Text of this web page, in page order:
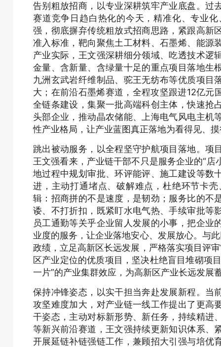
告别粗放招商，以专业深耕筑牢产业底盘。过
赛道竞争日趋白热化的今天，精准化、专业
强，彻底摒弃传统粗放式招商思路，紧跟高新
准入标准，靶向聚焦土工材料、石墨烯、能源
产业实际，王文强深耕细分领域、吃透技术逻
金量、含新量、含绿量十足的重点项目落地生
九洲玄武岩纤维制品、驼王无纺布等优质项目
大；在前沿石墨烯赛道，全程攻坚跟进12亿
全链条建设，集聚一批高端科创主体，快速抢
头部企业，推动晶农储能、上海电气风电主机
性产业格局，让产业蓝图真正落地为看得见、
跳出被动服务，以全程坚守护航项目落地。项
王文强看来，产业链干部不只是服务企业的“店
地过程中规划审批、环评能评、施工建设等数
进，主动打通堵点、破解难点，杜绝环节卡
辑：招商拼的不是速度，是韧劲；服务比的不
诿、不打折扣，既紧盯水电气热、手续审批等
员工通勤等关乎企业留人发展的小事，把企
业度的服务，让企业落地安心、发展放心。与
政绩，立足高新区长远发展，严格落实项目评
区产业定位的优质项目，坚决杜绝盲目堆砌项
一片”的产业集群效应，为高新区产业长远发展
保持冲锋姿态，以实干担当奔赴发展新程。当
攻坚难度加大，对产业链一线工作提出了更高
干姿态，主动对标新形势、新任务，持续精进
等新兴前沿赛道，王文强持续更新知识体系、
开展延链补链强链工作，兼顾招大引强与培优